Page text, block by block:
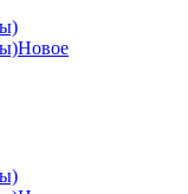
Новое